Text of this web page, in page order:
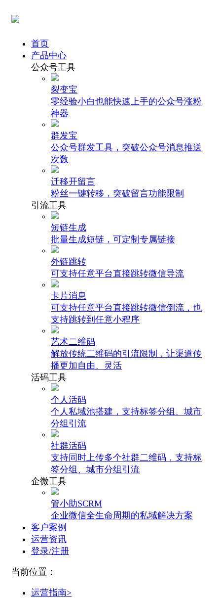
首页
产品中心
公众号工具
裂变宝
零经验小白也能快速上手的公众号涨粉
神器
群发宝
公众号群发工具，突破公众号消息推送
次数
迁移开留言
粉丝一键转移，突破留言功能限制
引流工具
短链生成
批量生成短链，可定制专属链接
外链跳转
可支持任意平台直接跳转微信导流
卡片消息
可支持任意平台直接跳转微信倒流，也
支持跳转到任意小程序
艺术二维码
解放传统二维码的引流限制，让渠道传
播更加自由、灵活
活码工具
个人活码
个人私域池搭建，支持标签分组、城市
分组引流
社群活码
支持同时上传多个社群二维码，支持标
签分组、城市分组引流
企微工具
管小助SCRM
企业微信全生命周期的私域解决方案
客户案例
运营资讯
登录/注册
当前位置：
运营指南>